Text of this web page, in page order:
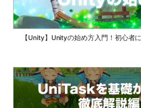
【Unity】Unityの始め方入門！初心者